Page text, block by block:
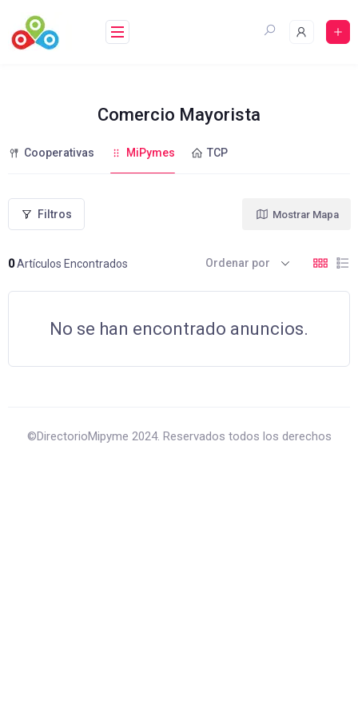
contenido
Comercio Mayorista
Cooperativas MiPymes TCP
Filtros
0Artículos Encontrados
Mostrar Mapa
Ordenar por
No se han encontrado anuncios.
©DirectorioMipyme 2024. Reservados todos los derechos